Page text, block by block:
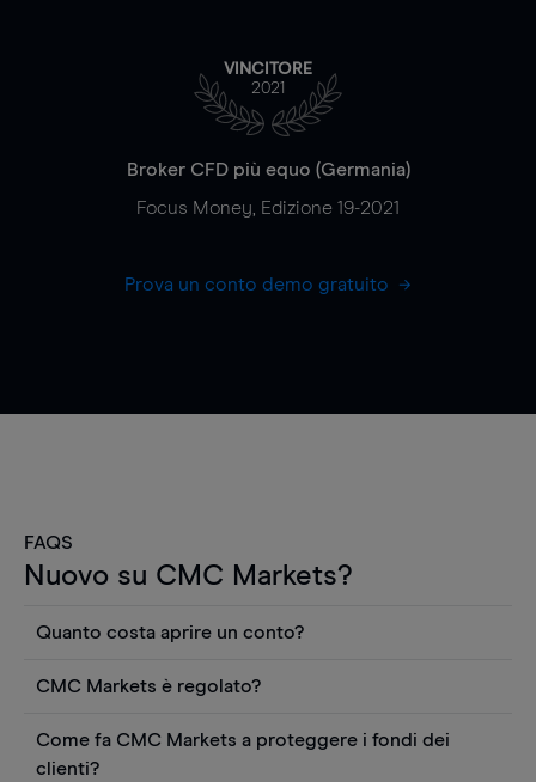
VINCITORE
2021
Broker CFD più equo (Germania)
Focus Money, Edizione 19-2021
Prova un conto demo gratuito
FAQS
Nuovo su CMC Markets?
Quanto costa aprire un conto?
Puoi anche visualizzare gratuitamente i prezzi e
utilizzare strumenti come grafici, notizie Reuters
o rapporti quantitativi sui titoli azionari di
CMC Markets è regolato?
regolamentato dall'Autorità federale tedesca di
Come fa CMC Markets a proteggere i fondi dei
clienti?